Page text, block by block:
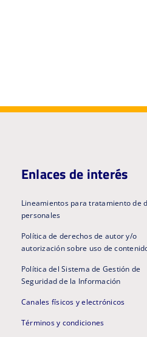
Enlaces de interés
Lineamientos para tratamiento de
personales
Política de derechos de autor y/o
autorización sobre uso de
Política del Sistema de Gestión de
Seguridad de la Información
Canales físicos y electrónicos
Términos y condiciones